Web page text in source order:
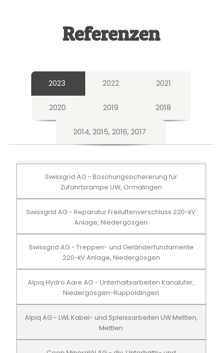
Referenzen
2023 2022 2021
2020 2019 2018
2014, 2015, 2016, 2017
Swissgrid AG - Böschungssichererung für
Zufahrtsrampe UW, Ormalingen
Swissgrid AG - Reparatur Freiluftenverschluss 220-kV
Anlage, Niedergösgen
Swissgrid AG - Treppen- und Geländerfundamente
220-kV Anlage, Niedergösgen
Alpiq Hydro Aare AG - Unterhaltsarbeiten Kanalufer,
Niedergösgen-Ruppoldingen
Alpiq AG - LWL Kabel- und Spleissarbeiten UW Mettlen,
Mettlen